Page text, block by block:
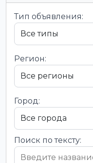
Тип объявления:
Регион:
Город:
Поиск по тексту: